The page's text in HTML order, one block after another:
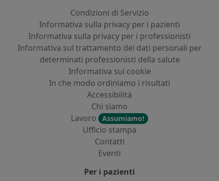
Condizioni di Servizio
Informativa sulla privacy per i pazienti
Informativa sulla privacy per i professionisti
Informativa sul trattamento dei dati personali per
determinati professionisti della salute
Informativa sui cookie
In che modo ordiniamo i risultati
Accessibilità
Chi siamo
Lavoro
Assumiamo!
Ufficio stampa
Contatti
Eventi
Per i pazienti